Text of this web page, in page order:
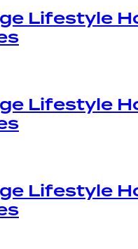
Lifestyle
Lifestyle
Lifestyle